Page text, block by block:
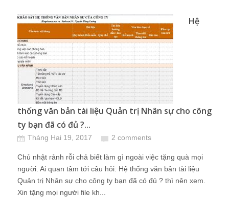
Hệ
thống văn bản tài liệu Quản trị Nhân sự cho công
ty bạn đã có đủ ?...
Tháng Hai 19, 2017 2 comments
Chủ nhật rảnh rỗi chả biết làm gì ngoài việc tặng quà mọi
người. Ai quan tâm tới câu hỏi: Hệ thống văn bản tài liệu
Quản trị Nhân sự cho công ty bạn đã có đủ ? thì nên xem.
Xin tặng mọi người file kh...